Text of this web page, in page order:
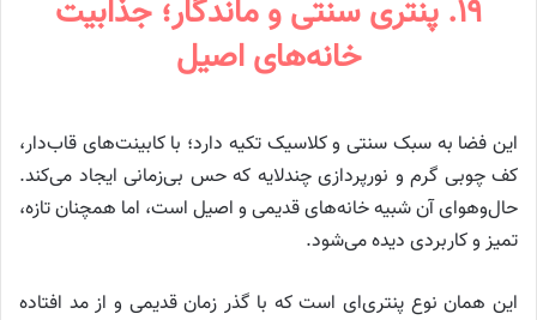
۱۹. پنتری سنتی و ماندگار؛ جذابیت
خانه‌های اصیل
این فضا به سبک سنتی و کلاسیک تکیه دارد؛ با کابینت‌های قاب‌دار،
کف چوبی گرم و نورپردازی چندلایه که حس بی‌زمانی ایجاد می‌کند.
حال‌وهوای آن شبیه خانه‌های قدیمی و اصیل است، اما همچنان تازه،
تمیز و کاربردی دیده می‌شود.
این همان نوع پنتری‌ای است که با گذر زمان قدیمی و از مد افتاده